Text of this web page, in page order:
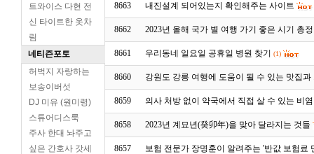
트와이스 다현 전
신 타이트한 옷차
림
네티즌포토
허벅지 자랑하는
보송이버섯
DJ 미유 (원미령)
스튜어디스룩
주사 한대 놔주고
싶은 간호사 갓세
8663 내진설계 되어있는지 확인해주는 사이트
8662 2023년 올해 국가 별 여행 가기 좋은 시기 총
8661 우리동네 일요일 공휴일 병원 찾기 (1)
8660 강원도 강릉 여행에 도움이 될 수 있는 맛집과
8659 의사 처방 없이 약국에서 직접 살 수 있는 비
8658 2023년 계묘년(癸卯年)을 맞아 달라지는 것들
8657 보험 전문가 장명훈이 알려주는 '반값 보험료